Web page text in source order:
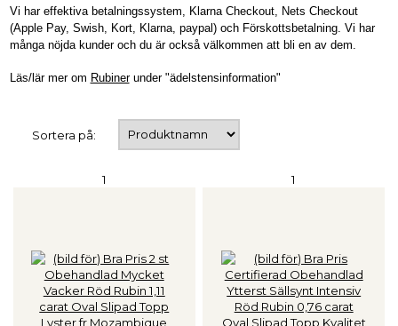
Vi har effektiva betalningssystem, Klarna Checkout, Nets Checkout
(Apple Pay, Swish, Kort, Klarna, paypal) och Förskottsbetalning. Vi har
många nöjda kunder och du är också välkommen att bli en av dem.
Läs/lär mer om Rubinerunder "ädelstensinformation"
Sortera på:
1 1